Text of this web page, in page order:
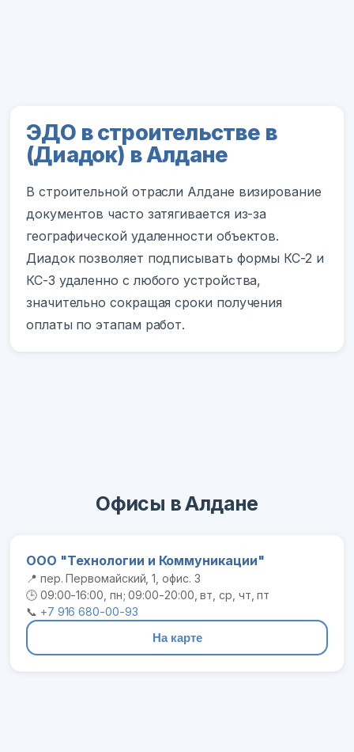
ЭДО в строительстве в
(Диадок) в Алдане
В строительной отрасли Алдане визирование
документов часто затягивается из-за
географической удаленности объектов.
Диадок позволяет подписывать формы КС-2 и
КС-3 удаленно с любого устройства,
значительно сокращая сроки получения
оплаты по этапам работ.
Офисы в Алдане
ООО "Технологии и Коммуникации"
📍 пер. Первомайский, 1, офис. 3
🕒 09:00-16:00, пн; 09:00-20:00, вт, ср, чт, пт
📞 +7 916 680-00-93
На карте